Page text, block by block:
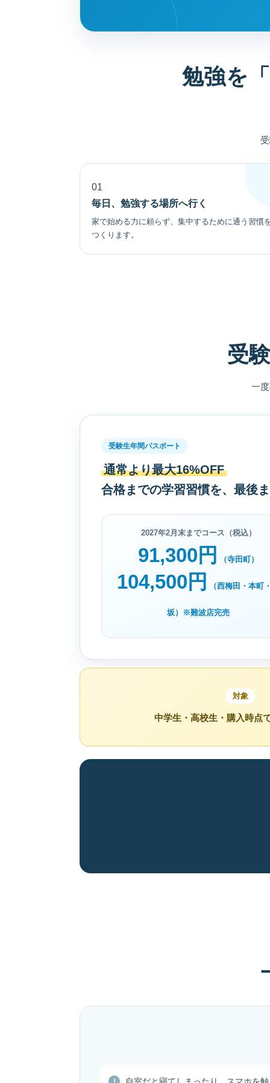
勉強を
01
毎日、勉強する場所へ行く
家で始める力に頼らず、集中するために通う習慣
つくります。
受
一
受験生年間パスポート
通常より最大16%OFF
合格までの学習習慣を、最後
2027年2月末までコース（税込）
91,300円 （寺田町）
104,500円 （西梅田・本町
坂）※難波店完売
対象
中学生・高校生・購入時点